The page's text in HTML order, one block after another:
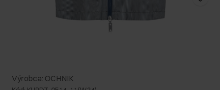
Výrobca: OCHNIK